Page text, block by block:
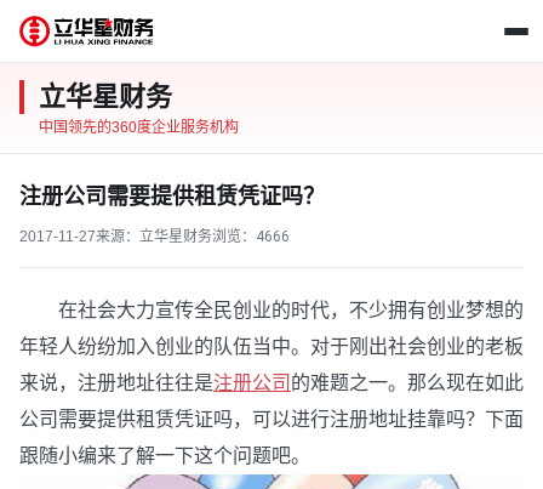
立华星财务
中国领先的360度企业服务机构
注册公司需要提供租赁凭证吗？
2017-11-27来源：立华星财务浏览： 4666
在社会大力宣传全民创业的时代，不少拥有创业梦想的
年轻人纷纷加入创业的队伍当中。对于刚出社会创业的老板
来说，注册地址往往是注册公司 的难题之一。那么现在如此
公司需要提供租赁凭证吗，可以进行注册地址挂靠吗？下面
跟随小编来了解一下这个问题吧。